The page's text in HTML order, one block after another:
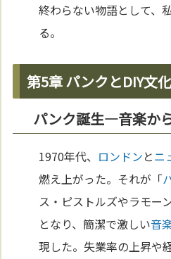
終わらない物語として、
る。
第5章 パンクとDIY文
パンク誕生—音楽か
1970年代、 ロンドンとニ
燃え上がった。それが「
ス・ピストルズやラモー
となり、簡潔で激しい音
現した。失業率の上昇や